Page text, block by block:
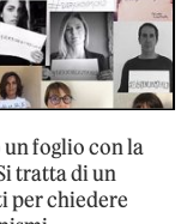
foglio con la
tratta di un
per chiedere